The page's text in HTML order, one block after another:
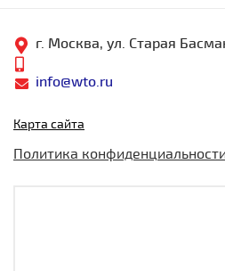
г. Москва, ул. Старая
info@wto.ru
Карта сайта
Политика конфиденциальности